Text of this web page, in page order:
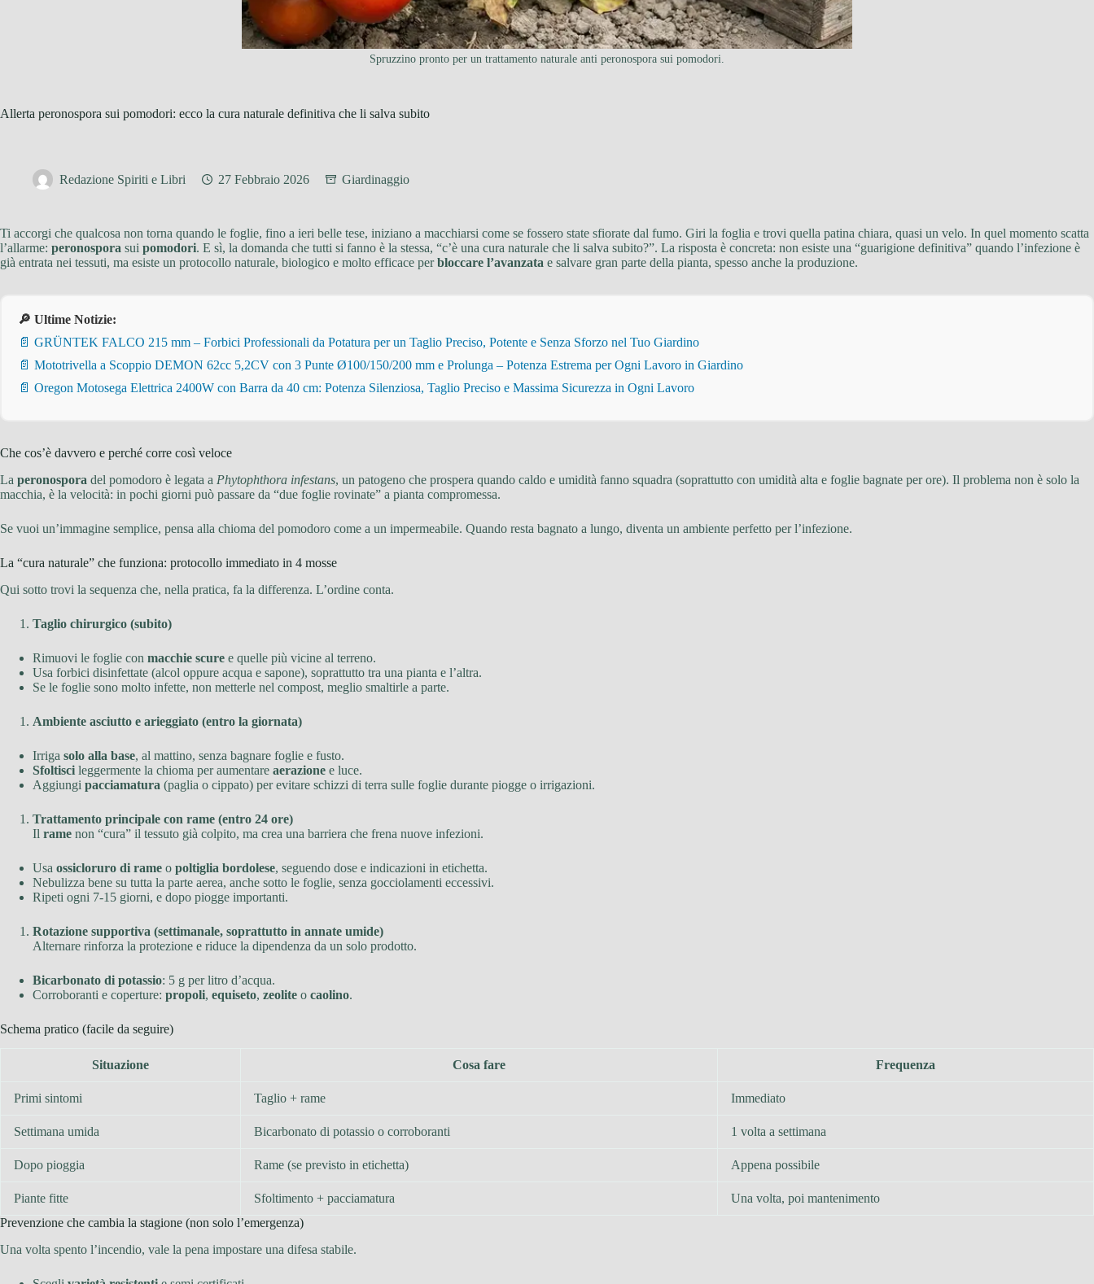
Spruzzino pronto per un trattamento naturale anti peronospora sui pomodori.
Allerta peronospora sui pomodori: ecco la cura naturale definitiva che li salva subito
Redazione Spiriti e Libri 27 Febbraio 2026 Giardinaggio
Ti accorgi che qualcosa non torna quando le foglie, fino a ieri belle tese, iniziano a macchiarsi come se fossero state sfiorate dal fumo. Giri la foglia e trovi quella patina chiara, quasi un velo. In quel momento scatta
l’allarme: peronospora sui pomodori. E sì, la domanda che tutti si fanno è la stessa, “c’è una cura naturale che li salva subito?”. La risposta è concreta: non esiste una “guarigione definitiva” quando l’infezione è
già entrata nei tessuti, ma esiste un protocollo naturale, biologico e molto efficace perbloccare l’avanzata e salvare gran parte della pianta, spesso anche la produzione.
🔎 Ultime Notizie:
📄 GRÜNTEK FALCO 215 mm – Forbici Professionali da Potatura per un Taglio Preciso, Potente e Senza Sforzo nel Tuo Giardino
📄 Mototrivella a Scoppio DEMON 62cc 5,2CV con 3 Punte Ø100/150/200 mm e Prolunga – Potenza Estrema per Ogni Lavoro in Giardino
📄 Oregon Motosega Elettrica 2400W con Barra da 40 cm: Potenza Silenziosa, Taglio Preciso e Massima Sicurezza in Ogni Lavoro
Che cos’è davvero e perché corre così veloce
La peronospora del pomodoro è legata a Phytophthora infestans, un patogeno che prospera quando caldo e umidità fanno squadra (soprattutto con umidità alta e foglie bagnate per ore). Il problema non è solo la
macchia, è la velocità: in pochi giorni può passare da “due foglie rovinate” a pianta compromessa.
Se vuoi un’immagine semplice, pensa alla chioma del pomodoro come a un impermeabile. Quando resta bagnato a lungo, diventa un ambiente perfetto per l’infezione.
La “cura naturale” che funziona: protocollo immediato in 4 mosse
Qui sotto trovi la sequenza che, nella pratica, fa la differenza. L’ordine conta.
Taglio chirurgico (subito)
Rimuovi le foglie con macchie scure e quelle più vicine al terreno.
Usa forbici disinfettate (alcol oppure acqua e sapone), soprattutto tra una pianta e l’altra.
Se le foglie sono molto infette, non metterle nel compost, meglio smaltirle a parte.
Ambiente asciutto e arieggiato (entro la giornata)
Irriga solo alla base, al mattino, senza bagnare foglie e fusto.
Sfoltisci leggermente la chioma per aumentare aerazione e luce.
Aggiungi pacciamatura (paglia o cippato) per evitare schizzi di terra sulle foglie durante piogge o irrigazioni.
Trattamento principale con rame (entro 24 ore)
Il rame non “cura” il tessuto già colpito, ma crea una barriera che frena nuove infezioni.
Usa ossicloruro di rame o poltiglia bordolese, seguendo dose e indicazioni in etichetta.
Nebulizza bene su tutta la parte aerea, anche sotto le foglie, senza gocciolamenti eccessivi.
Ripeti ogni 7-15 giorni, e dopo piogge importanti.
Rotazione supportiva (settimanale, soprattutto in annate umide)
Alternare rinforza la protezione e riduce la dipendenza da un solo prodotto.
Bicarbonato di potassio: 5 g per litro d’acqua.
Corroboranti e coperture: propoli, equiseto, zeolite o caolino.
Schema pratico (facile da seguire)
Situazione Cosa fare Frequenza
Primi sintomi Taglio + rame Immediato
Settimana umida Bicarbonato di potassio o corroboranti 1 volta a settimana
Dopo pioggia Rame (se previsto in etichetta) Appena possibile
Piante fitte Sfoltimento + pacciamatura
Una volta, poi mantenimento
Prevenzione che cambia la stagione (non solo l’emergenza)
Una volta spento l’incendio, vale la pena impostare una difesa stabile.